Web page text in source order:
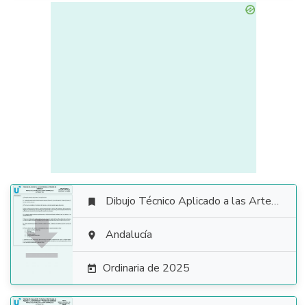

 Dibujo Técnico Aplicado a las Artes Plásticas y al Diseño II
 Andalucía
 Ordinaria de 2025